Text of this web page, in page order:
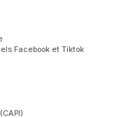
Facebook et Tiktok